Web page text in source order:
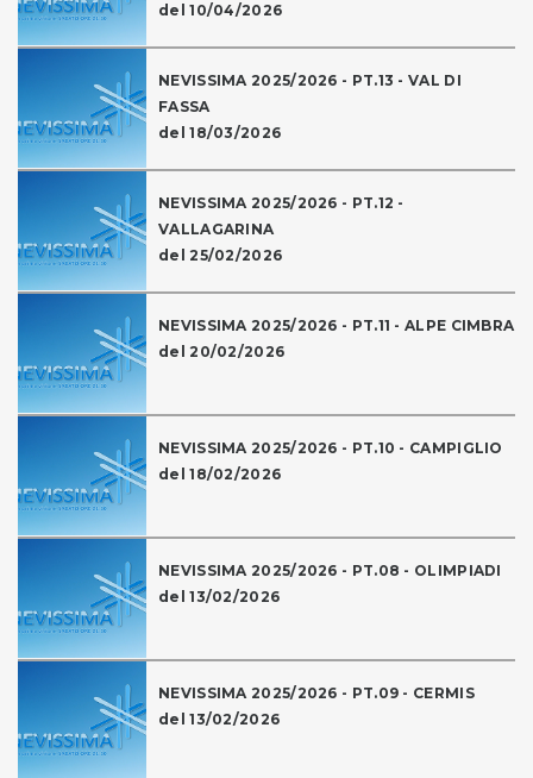
del 10/04/2026
NEVISSIMA 2025/2026 - PT.13 - VAL DI
FASSA
del 18/03/2026
NEVISSIMA 2025/2026 - PT.12 -
VALLAGARINA
del 25/02/2026
NEVISSIMA 2025/2026 - PT.11 - ALPE CIMBRA
del 20/02/2026
NEVISSIMA 2025/2026 - PT.10 - CAMPIGLIO
del 18/02/2026
NEVISSIMA 2025/2026 - PT.08 - OLIMPIADI
del 13/02/2026
NEVISSIMA 2025/2026 - PT.09 - CERMIS
del 13/02/2026